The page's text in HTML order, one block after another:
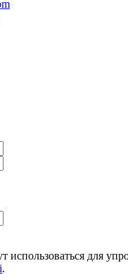
для
.